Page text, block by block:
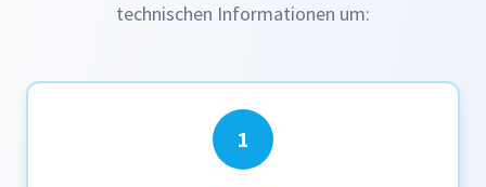
technischen Informationen um:
1